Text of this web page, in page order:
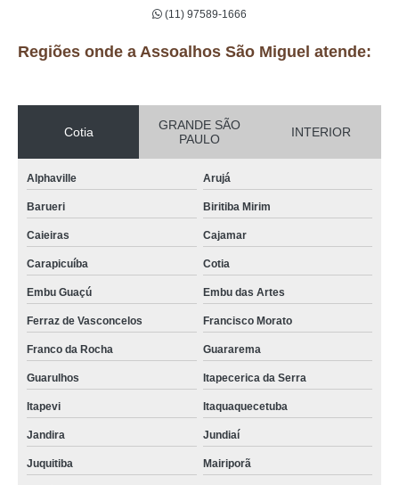
(11) 97589-1666
Regiões onde a Assoalhos São Miguel atende:
Cotia
GRANDE SÃO
PAULO
INTERIOR
Alphaville Arujá
Barueri Biritiba Mirim
Caieiras Cajamar
Carapicuíba Cotia
Embu Guaçú Embu das Artes
Ferraz de Vasconcelos Francisco Morato
Franco da Rocha Guararema
Guarulhos Itapecerica da Serra
Itapevi Itaquaquecetuba
Jandira Jundiaí
Juquitiba Mairiporã